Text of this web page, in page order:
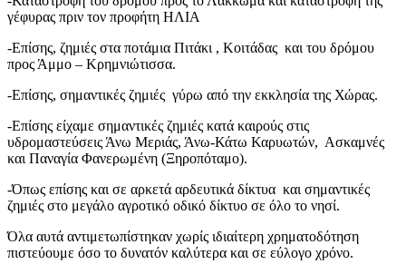
γέφυρας πριν τον προφήτη ΗΛΙΑ
-Επίσης, ζημιές στα ποτάμια Πιτάκι , Κοιτάδας και του δρόμου
προς Άμμο – Κρημνιώτισσα.
-Επίσης, σημαντικές ζημιές γύρω από την εκκλησία της Χώρας.
-Επίσης είχαμε σημαντικές ζημιές κατά καιρούς στις
υδρομαστεύσεις Άνω Μεριάς, Άνω-Κάτω Καρυωτών, Ασκαμνές
και Παναγία Φανερωμένη (Ξηροπόταμο).
-Όπως επίσης και σε αρκετά αρδευτικά δίκτυα και σημαντικές
ζημιές στο μεγάλο αγροτικό οδικό δίκτυο σε όλο το νησί.
Όλα αυτά αντιμετωπίστηκαν χωρίς ιδιαίτερη χρηματοδότηση
πιστεύουμε όσο το δυνατόν καλύτερα και σε εύλογο χρόνο.